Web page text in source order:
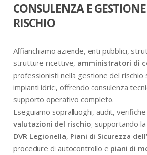
CONSULENZA E
RISCHIO
Affianchiamo aziende, enti pubblici,
strutture ricettive, amministratori di
professionisti nella gestione del rischio
impianti idrici, offrendo consulenza
supporto operativo completo.
Eseguiamo sopralluoghi, audit,
valutazioni del rischio, supportando
DVR Legionella, Piani di Sicurezza
procedure di autocontrollo e piani di